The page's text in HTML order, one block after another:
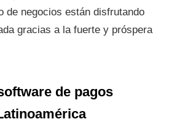
de negocios están disfrutando
gracias a la fuerte y próspera
de pagos